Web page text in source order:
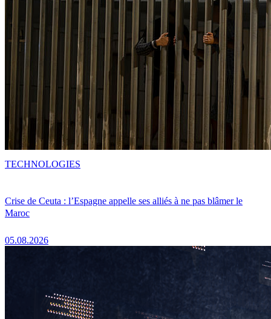
Crise de Ceuta : l’Espagne appelle ses alliés à ne pas blâmer le
Maroc
05.08.2026
TECHNOLOGIES